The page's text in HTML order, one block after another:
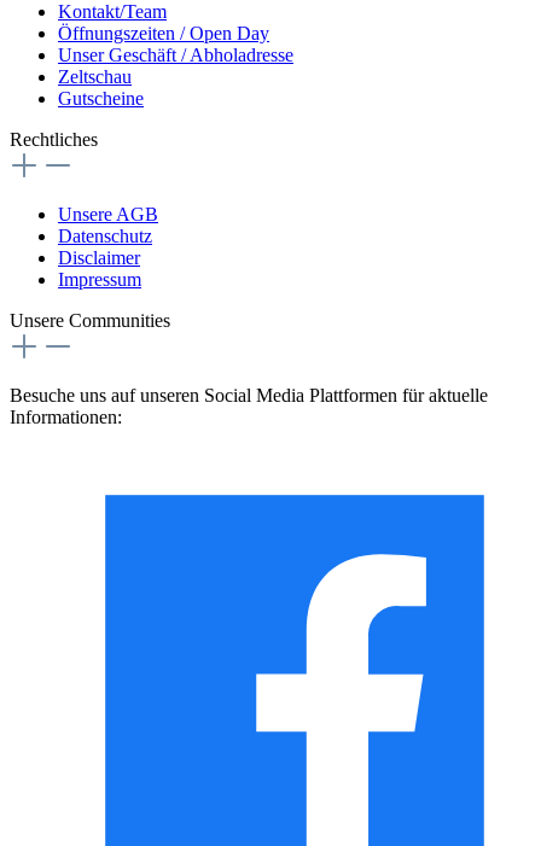
Kontakt/Team
Öffnungszeiten / Open Day
Unser Geschäft / Abholadresse
Zeltschau
Gutscheine
Rechtliches
Unsere AGB
Datenschutz
Disclaimer
Impressum
Unsere Communities
Besuche uns auf unseren Social Media Plattformen für aktuelle
Informationen: